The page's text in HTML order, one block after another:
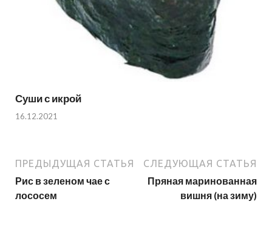
Суши с икрой
16.12.2021
ПРЕДЫДУЩАЯ СТАТЬЯ
Рис в зеленом чае с
лососем
СЛЕДУЮЩАЯ СТАТЬЯ
Пряная маринованная
вишня (на зиму)